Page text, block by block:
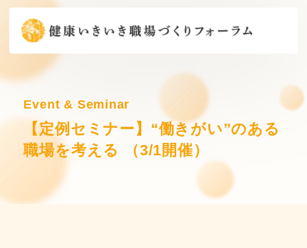
Event & Seminar
【定例セミナー】“働きがい”のある
職場を考える （3/1開催）